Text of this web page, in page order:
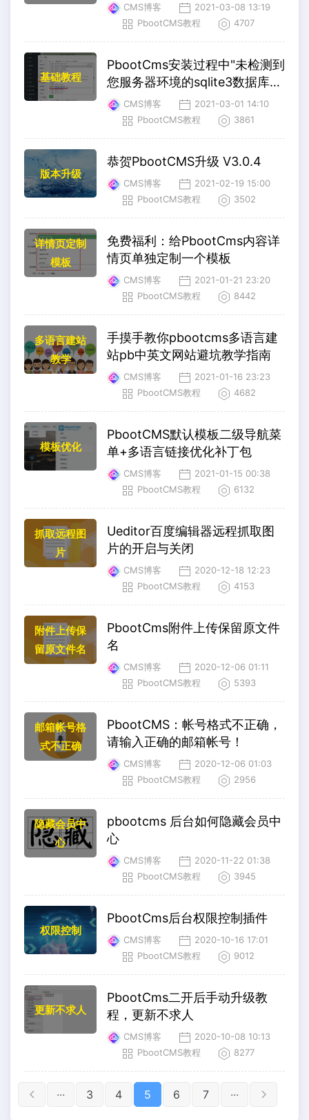
CMS博客
2021-03-08 13:19
PbootCMS教程
4707
基础教程
PbootCms安装过程中"未检测到
您服务器环境的sqlite3数据库扩
展"的解决方案
CMS博客
2021-03-01 14:10
PbootCMS教程
3861
版本升级
恭贺PbootCMS升级 V3.0.4
CMS博客
2021-02-19 15:00
PbootCMS教程
3502
详情页定制
模板
免费福利：给PbootCms内容详
情页单独定制一个模板
CMS博客
2021-01-21 23:20
PbootCMS教程
8442
多语言建站
教学
手摸手教你pbootcms多语言建
站pb中英文网站避坑教学指南
CMS博客
2021-01-16 23:23
PbootCMS教程
4682
模板优化
PbootCMS默认模板二级导航菜
单+多语言链接优化补丁包
CMS博客
2021-01-15 00:38
PbootCMS教程
6132
抓取远程图
片
Ueditor百度编辑器远程抓取图
片的开启与关闭
CMS博客
2020-12-18 12:23
PbootCMS教程
4153
附件上传保
留原文件名
PbootCms附件上传保留原文件
名
CMS博客
2020-12-06 01:11
PbootCMS教程
5393
邮箱帐号格
式不正确
PbootCMS：帐号格式不正确，
请输入正确的邮箱帐号！
CMS博客
2020-12-06 01:03
PbootCMS教程
2956
隐藏会员中
心
pbootcms 后台如何隐藏会员中
心
CMS博客
2020-11-22 01:38
PbootCMS教程
3945
权限控制
PbootCms后台权限控制插件
CMS博客
2020-10-16 17:01
PbootCMS教程
9012
更新不求人
PbootCms二开后手动升级教
程，更新不求人
CMS博客
2020-10-08 10:13
PbootCMS教程
8277
··· 3 4 5 6 7 ···